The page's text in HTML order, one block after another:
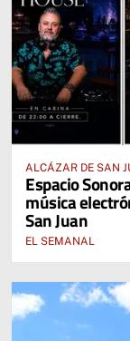
ALCÁZAR DE SAN
Espacio
música
San Juan
EL SEMANAL